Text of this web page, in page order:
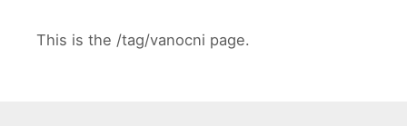
This is the /tag/vanocni page.